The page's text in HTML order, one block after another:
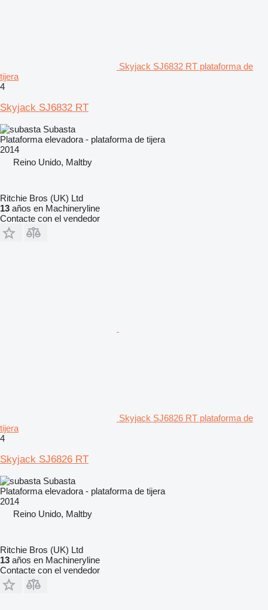
Skyjack SJ6832 RT plataforma de
tijera
4
Skyjack SJ6832 RT
Subasta
Plataforma elevadora - plataforma de tijera
2014
Reino Unido, Maltby
Ritchie Bros (UK) Ltd
13 años en Machineryline
Contacte con el vendedor
Skyjack SJ6826 RT plataforma de
tijera
4
Skyjack SJ6826 RT
Subasta
Plataforma elevadora - plataforma de tijera
2014
Reino Unido, Maltby
Ritchie Bros (UK) Ltd
13 años en Machineryline
Contacte con el vendedor